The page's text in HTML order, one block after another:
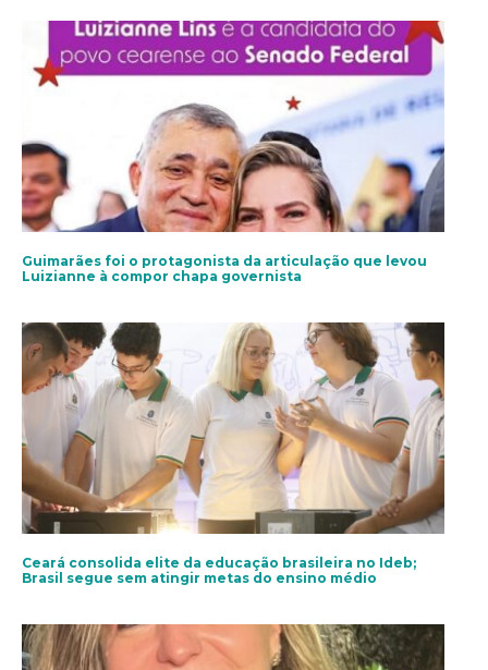
Guimarães foi o protagonista da articulação que levou
Luizianne à compor chapa governista
Ceará consolida elite da educação brasileira no Ideb;
Brasil segue sem atingir metas do ensino médio